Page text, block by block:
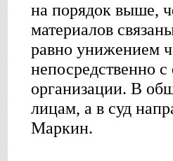
на порядок выше,
материалов
равно унижением
непосредственно с
организации. В
лицам, а в суд
Маркин.